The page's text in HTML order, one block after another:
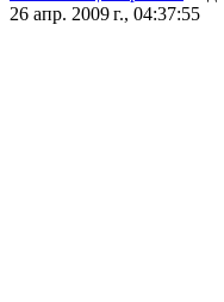
26 апр. 2009 г., 04:37:55